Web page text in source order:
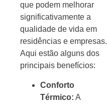
que podem melhorar
significativamente a
qualidade de vida em
residências e empresas.
Aqui estão alguns dos
principais benefícios:
Conforto
Térmico: A